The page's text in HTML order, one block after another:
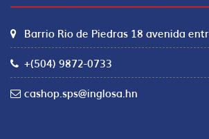
Barrio Rio de Piedras 18 avenida
+(504) 9872-0733
cashop.sps@inglosa.hn